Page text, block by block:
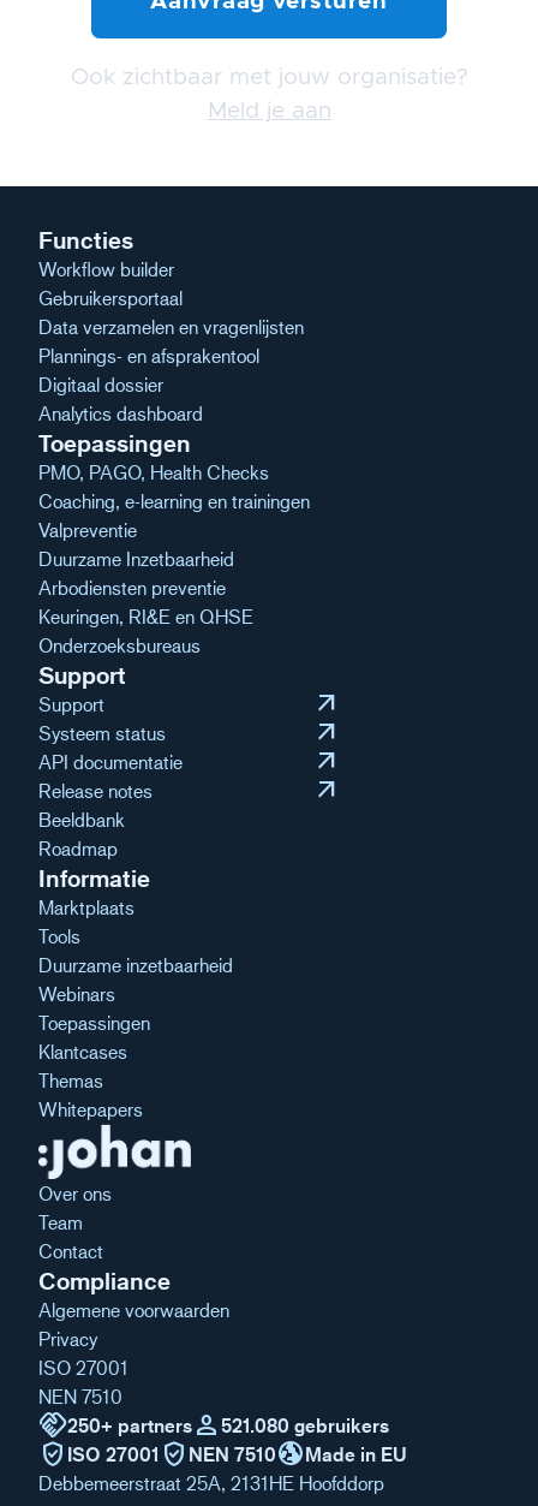
Ook zichtbaar met jouw organisatie?
Meld je aan
Functies
Workflow builder
Gebruikersportaal
Data verzamelen en vragenlijsten
Plannings- en afsprakentool
Digitaal dossier
Analytics dashboard
Toepassingen
PMO, PAGO, Health Checks
Coaching, e-learning en trainingen
Valpreventie
Duurzame Inzetbaarheid
Arbodiensten preventie
Keuringen, RI&E en QHSE
Onderzoeksbureaus
Support
Support arrow_outward
Systeem status arrow_outward
API documentatie arrow_outward
Release notes arrow_outward
Beeldbank
Roadmap
Informatie
Marktplaats
Tools
Duurzame inzetbaarheid
Webinars
Toepassingen
Klantcases
Themas
Whitepapers
Over ons
Team
Contact
Compliance
Algemene voorwaarden
Privacy
ISO 27001
NEN 7510
handshake250+ partners person 521.080 gebruikers
verified_user ISO 27001 verified_user NEN 7510globe_ukMade in EU
Debbemeerstraat 25A, 2131HE Hoofddorp